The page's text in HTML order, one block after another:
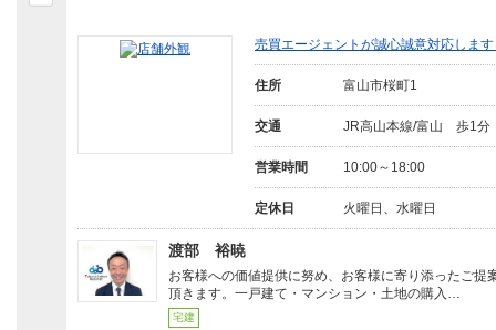
売買エージェントが誠心誠意対応しま
住所 富山市桜町1
交通 JR高山本線/富山 歩1分
営業時間 10:00～18:00
定休日 火曜日、水曜日
渡部 裕暁
お客様への価値提供に努め、お客様に寄り添ったご提
頂きます。一戸建て・マンション・土地の購入…
宅建